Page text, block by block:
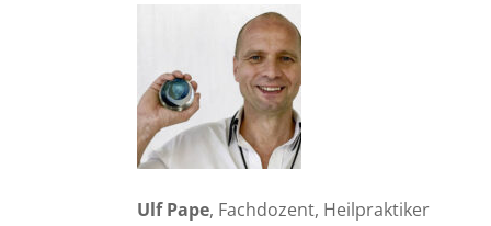
Ulf Pape, Fachdozent, Heilpraktiker